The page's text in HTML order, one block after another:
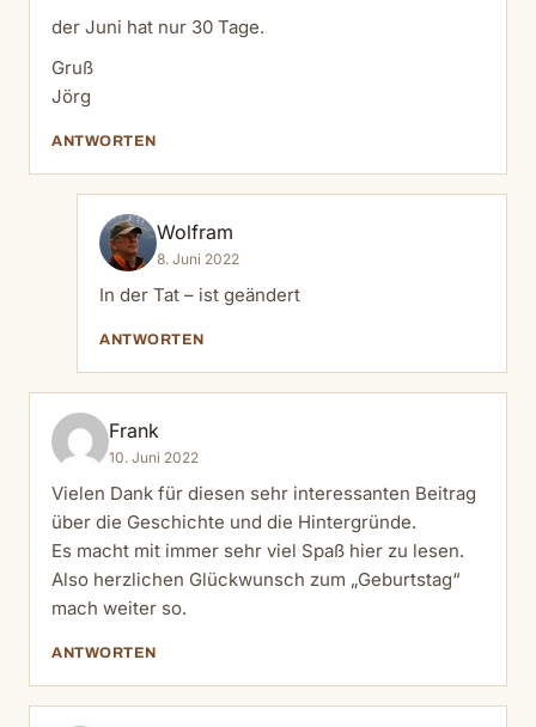
der Juni hat nur 30 Tage.
Gruß
Jörg
ANTWORTEN
Wolfram
8. Juni 2022
In der Tat – ist geändert
ANTWORTEN
Frank
10. Juni 2022
Vielen Dank für diesen sehr interessanten Beitrag
über die Geschichte und die Hintergründe.
Es macht mit immer sehr viel Spaß hier zu lesen.
Also herzlichen Glückwunsch zum „Geburtstag“
mach weiter so.
ANTWORTEN